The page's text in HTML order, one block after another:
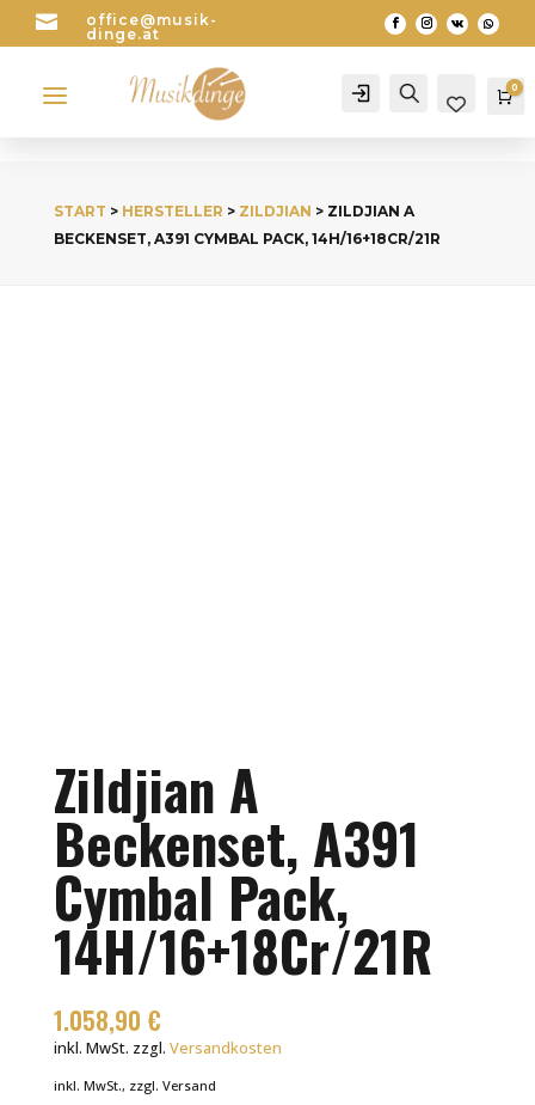

office@musik-
dinge.at
a Account Search 0
START > HERSTELLER > ZILDJIAN > ZILDJIAN A
BECKENSET, A391 CYMBAL PACK, 14H/16+18CR/21R
Zildjian A
Beckenset, A391
Cymbal Pack,
14H/16+18Cr/21R
1.058,90 €
inkl. MwSt. zzgl. Versandkosten
inkl. MwSt., zzgl. Versand